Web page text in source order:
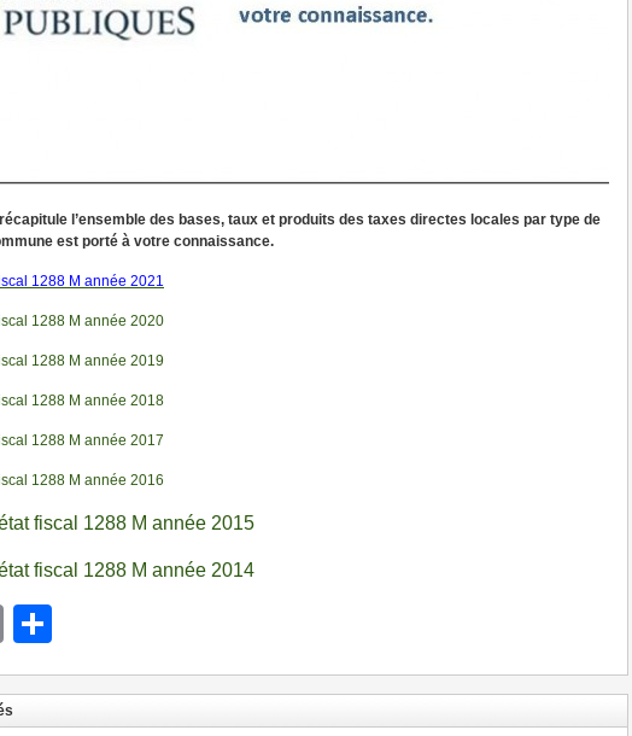
récapitule l’ensemble des bases, taux et produits des taxes directes locales par type de
est porté à votre connaissance.
1288 M année 2021
1288 M année 2020
1288 M année 2019
1288 M année 2018
1288 M année 2017
1288 M année 2016
fiscal 1288 M année 2015
fiscal 1288 M année 2014
Email